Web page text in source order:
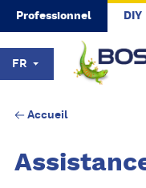
Skip to main content
Professionnel DIY
FR
Accueil